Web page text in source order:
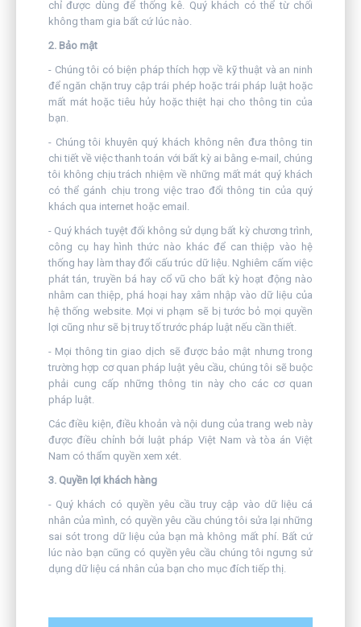
chỉ được dùng để thống kê. Quý khách có thể từ chối
không tham gia bất cứ lúc nào.
2. Bảo mật
- Chúng tôi có biện pháp thích hợp về kỹ thuật và an ninh
để ngăn chặn truy cập trái phép hoặc trái pháp luật hoặc
mất mát hoặc tiêu hủy hoặc thiệt hại cho thông tin của
bạn.
- Chúng tôi khuyên quý khách không nên đưa thông tin
chi tiết về việc thanh toán với bất kỳ ai bằng e-mail, chúng
tôi không chịu trách nhiệm về những mất mát quý khách
có thể gánh chịu trong việc trao đổi thông tin của quý
khách qua internet hoặc email.
- Quý khách tuyệt đối không sử dụng bất kỳ chương trình,
công cụ hay hình thức nào khác để can thiệp vào hệ
thống hay làm thay đổi cấu trúc dữ liệu. Nghiêm cấm việc
phát tán, truyền bá hay cổ vũ cho bất kỳ hoạt động nào
nhằm can thiệp, phá hoại hay xâm nhập vào dữ liệu của
hệ thống website. Mọi vi phạm sẽ bị tước bỏ mọi quyền
lợi cũng như sẽ bị truy tố trước pháp luật nếu cần thiết.
- Mọi thông tin giao dịch sẽ được bảo mật nhưng trong
trường hợp cơ quan pháp luật yêu cầu, chúng tôi sẽ buộc
phải cung cấp những thông tin này cho các cơ quan
pháp luật.
Các điều kiện, điều khoản và nội dung của trang web này
được điều chỉnh bởi luật pháp Việt Nam và tòa án Việt
Nam có thẩm quyền xem xét.
3. Quyền lợi khách hàng
- Quý khách có quyền yêu cầu truy cập vào dữ liệu cá
nhân của mình, có quyền yêu cầu chúng tôi sửa lại những
sai sót trong dữ liệu của bạn mà không mất phí. Bất cứ
lúc nào bạn cũng có quyền yêu cầu chúng tôi ngưng sử
dụng dữ liệu cá nhân của bạn cho mục đích tiếp thị.